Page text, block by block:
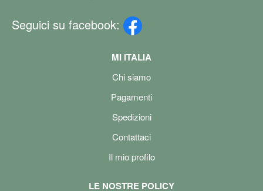
Seguici su facebook:
MI ITALIA
Chi siamo
Pagamenti
Spedizioni
Contattaci
Il mio profilo
LE NOSTRE POLICY